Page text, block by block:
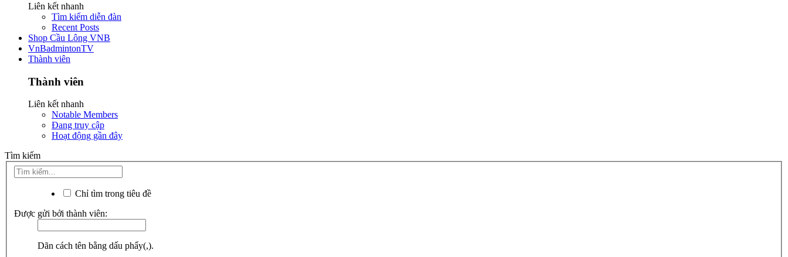
Liên kết nhanh
Tìm kiếm diễn đàn
Recent Posts
Shop Cầu Lông VNB
VnBadmintonTV
Thành viên
Thành viên
Liên kết nhanh
Notable Members
Đang truy cập
Hoạt động gần đây
Tìm kiếm
Chỉ tìm trong tiêu đề
Được gửi bởi thành viên:
Dãn cách tên bằng dấu phẩy(,).